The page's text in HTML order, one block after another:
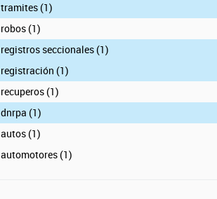
tramites (1)
robos (1)
registros seccionales (1)
registración (1)
recuperos (1)
dnrpa (1)
autos (1)
automotores (1)